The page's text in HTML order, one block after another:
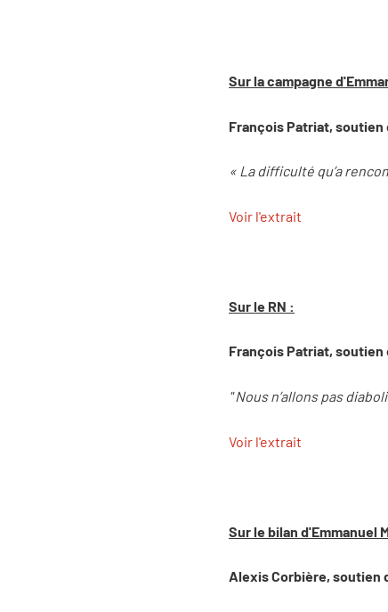
Sur la campagne
François Patriat, soutien
« La difficulté qu’a
Voir l'extrait
Sur le RN :
François Patriat, soutien
" Nous n’allons pas
Voir l'extrait
Sur le bilan d'Emmanuel
Alexis Corbière, soutien